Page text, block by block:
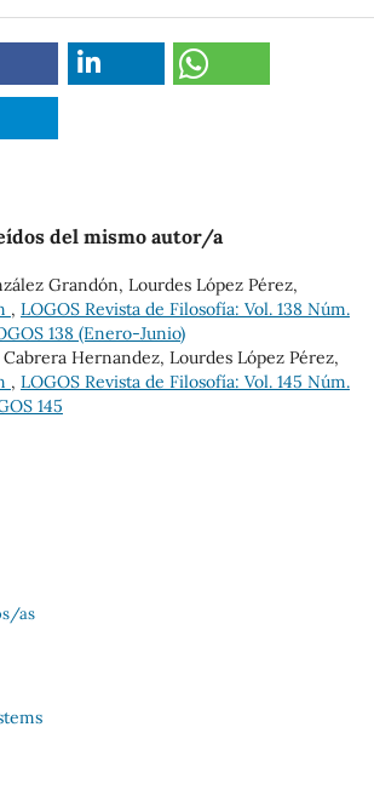
del mismo autor/a
Grandón, Lourdes López Pérez,
, LOGOS Revista de Filosofía: Vol. 138 Núm.
138 (Enero-Junio)
Hernandez, Lourdes López Pérez,
, LOGOS Revista de Filosofía: Vol. 145 Núm.
145
as